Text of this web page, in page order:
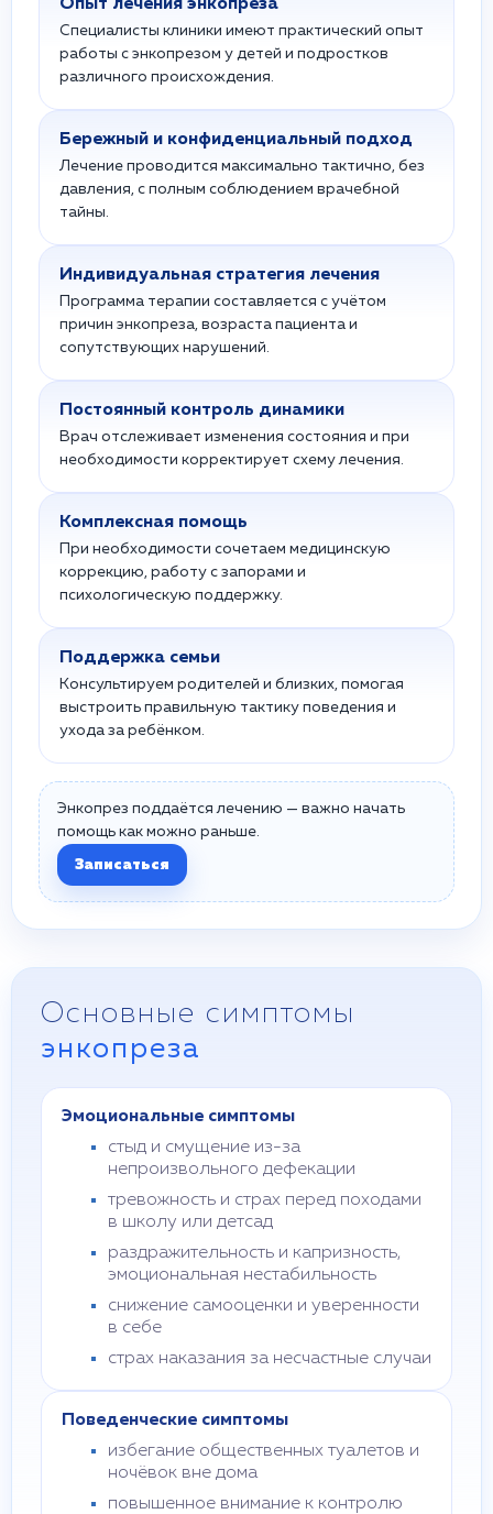
Опыт лечения энкопреза
Специалисты клиники имеют практический опыт
работы с энкопрезом у детей и подростков
различного происхождения.
Бережный и конфиденциальный подход
Лечение проводится максимально тактично, без
давления, с полным соблюдением врачебной
тайны.
Индивидуальная стратегия лечения
Программа терапии составляется с учётом
причин энкопреза, возраста пациента и
сопутствующих нарушений.
Постоянный контроль динамики
Врач отслеживает изменения состояния и при
необходимости корректирует схему лечения.
Комплексная помощь
При необходимости сочетаем медицинскую
коррекцию, работу с запорами и
психологическую поддержку.
Поддержка семьи
Консультируем родителей и близких, помогая
выстроить правильную тактику поведения и
ухода за ребёнком.
Энкопрез поддаётся лечению — важно начать
помощь как можно раньше.
Записаться
Основные симптомы
энкопреза
Эмоциональные симптомы
стыд и смущение из-за
непроизвольного дефекации
тревожность и страх перед походами
в школу или детсад
раздражительность и капризность,
эмоциональная нестабильность
снижение самооценки и уверенности
в себе
страх наказания за несчастные случаи
Поведенческие симптомы
избегание общественных туалетов и
ночёвок вне дома
повышенное внимание к контролю